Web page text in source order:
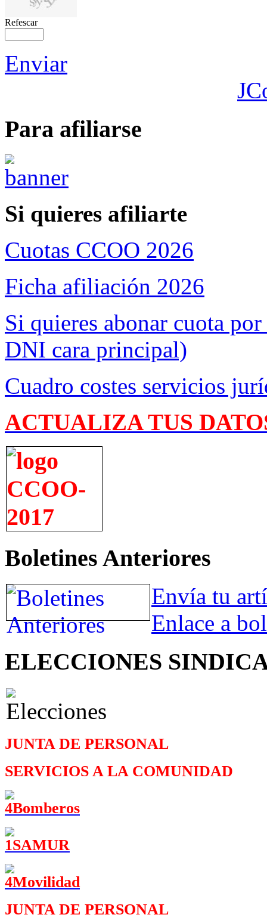
Refescar
Enviar
Para afiliarse
Si quieres afiliarte
Cuotas CCOO 2026
Ficha afiliación 2026
Si quieres abonar cuota
DNI cara principal)
Cuadro costes servicios
ACTUALIZA TUS
Boletines Anteriores
Envía tu
Enlace a
ELECCIONES
JUNTA DE PERSONAL
SERVICIOS A LA COMUNIDAD
JUNTA DE PERSONAL